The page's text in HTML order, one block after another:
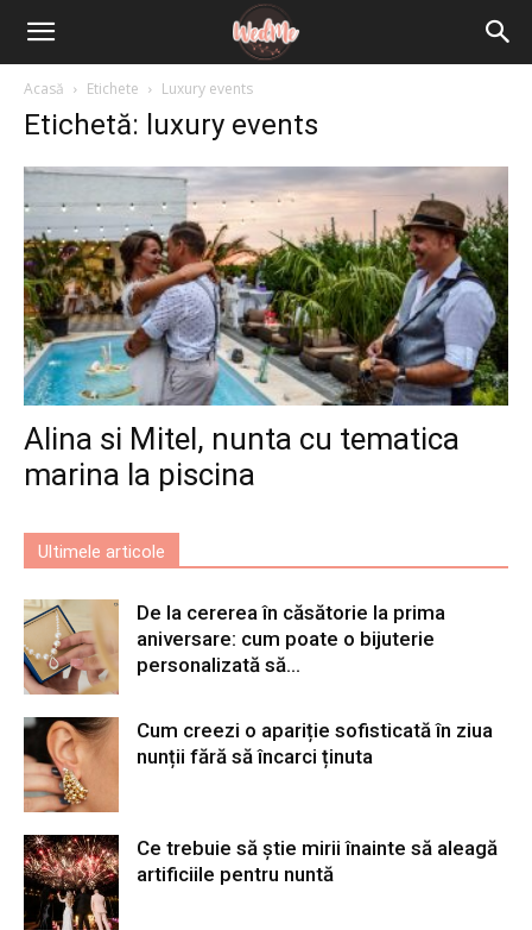
Acasă Etichete Luxury events
Etichetă: luxury events
Alina si Mitel, nunta cu tematica
marina la piscina
Ultimele articole
De la cererea în căsătorie la prima
aniversare: cum poate o bijuterie
personalizată să...
Cum creezi o apariție sofisticată în ziua
nunții fără să încarci ținuta
Ce trebuie să știe mirii înainte să aleagă
artificiile pentru nuntă